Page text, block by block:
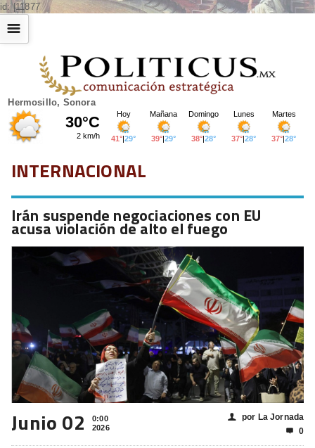
id: |11877
Hermosillo, Sonora
☰
INTERNACIONAL
Irán suspende negociaciones con EU
acusa violación de alto el fuego
Junio 02
0:00
2026
👤 por La Jornada
 0